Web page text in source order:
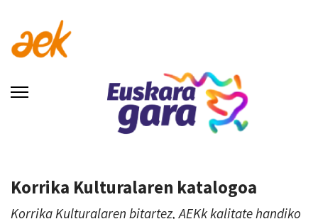
Korrika Kulturalaren katalogoa
Korrika Kulturalaren bitartez, AEKk kalitate handiko